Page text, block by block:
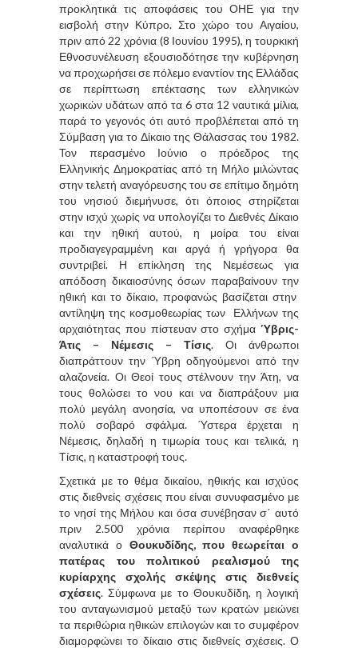
προκλητικά τις αποφάσεις του ΟΗΕ για την
εισβολή στην Κύπρο. Στο χώρο του Αιγαίου,
πριν από 22 χρόνια (8 Ιουνίου 1995), η τουρκική
Εθνοσυνέλευση εξουσιοδότησε την κυβέρνηση
να προχωρήσει σε πόλεμο εναντίον της Ελλάδας
σε περίπτωση επέκτασης των ελληνικών
χωρικών υδάτων από τα 6 στα 12 ναυτικά μίλια,
παρά το γεγονός ότι αυτό προβλέπεται από τη
Σύμβαση για το Δίκαιο της Θάλασσας του 1982.
Τον περασμένο Ιούνιο ο πρόεδρος της
Ελληνικής Δημοκρατίας από τη Μήλο μιλώντας
στην τελετή αναγόρευσης του σε επίτιμο δημότη
του νησιού διεμήνυσε, ότι όποιος στηρίζεται
στην ισχύ χωρίς να υπολογίζει το Διεθνές Δίκαιο
και την ηθική αυτού, η μοίρα του είναι
προδιαγεγραμμένη και αργά ή γρήγορα θα
συντριβεί. Η επίκληση της Νεμέσεως για
απόδοση δικαιοσύνης όσων παραβαίνουν την
ηθική και το δίκαιο, προφανώς βασίζεται στην
αντίληψη της κοσμοθεωρίας των Ελλήνων της
αρχαιότητας που πίστευαν στο σχήμα Ύβρις-
Άτις – Νέμεσις – Τίσις. Οι άνθρωποι
διαπράττουν την Ύβρη οδηγούμενοι από την
αλαζονεία. Οι Θεοί τους στέλνουν την Άτη, να
τους θολώσει το νου και να διαπράξουν μια
πολύ μεγάλη ανοησία, να υποπέσουν σε ένα
πολύ σοβαρό σφάλμα. Ύστερα έρχεται η
Νέμεσις, δηλαδή η τιμωρία τους και τελικά, η
Τίσις, η καταστροφή τους.
Σχετικά με το θέμα δικαίου, ηθικής και ισχύος
στις διεθνείς σχέσεις που είναι συνυφασμένο με
το νησί της Μήλου και όσα συνέβησαν σ΄ αυτό
πριν 2.500 χρόνια περίπου αναφέρθηκε
αναλυτικά ο Θουκυδίδης, που θεωρείται ο
πατέρας του πολιτικού ρεαλισμού της
κυρίαρχης σχολής σκέψης στις διεθνείς
σχέσεις. Σύμφωνα με το Θουκυδίδη, η λογική
του ανταγωνισμού μεταξύ των κρατών μειώνει
τα περιθώρια ηθικών επιλογών και το συμφέρον
διαμορφώνει το δίκαιο στις διεθνείς σχέσεις. Ο